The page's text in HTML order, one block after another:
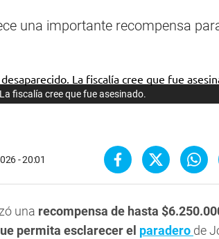
una importante recompensa
fiscalía cree que fue asesinado.
- 20:01
una recompensa de hasta
permita esclarecer el paradero de